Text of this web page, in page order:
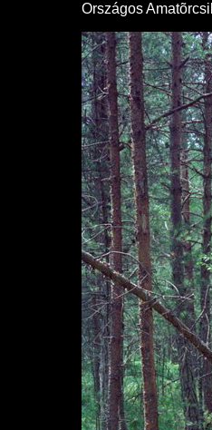
Országos